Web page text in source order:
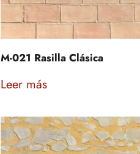
M-021 Rasilla Clásica
Leer más